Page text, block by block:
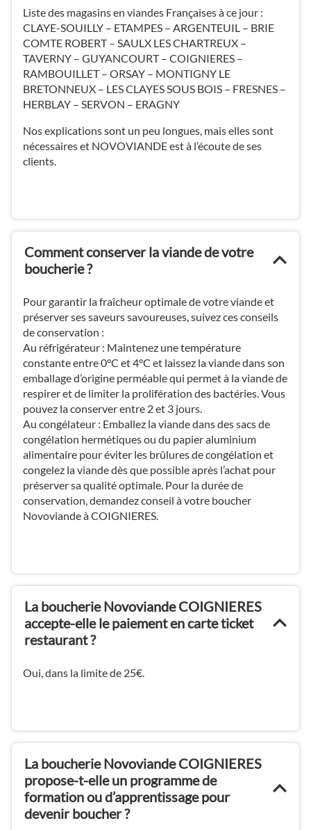
Liste des magasins en viandes Françaises à ce jour :
CLAYE-SOUILLY – ETAMPES – ARGENTEUIL – BRIE
COMTE ROBERT – SAULX LES CHARTREUX –
TAVERNY – GUYANCOURT – COIGNIERES –
RAMBOUILLET – ORSAY – MONTIGNY LE
BRETONNEUX – LES CLAYES SOUS BOIS – FRESNES –
HERBLAY – SERVON – ERAGNY
Nos explications sont un peu longues, mais elles sont
nécessaires et NOVOVIANDE est à l’écoute de ses
clients.
Comment conserver la viande de votre
boucherie ?
Pour garantir la fraîcheur optimale de votre viande et
préserver ses saveurs savoureuses, suivez ces conseils
de conservation :
Au réfrigérateur : Maintenez une température
constante entre 0°C et 4°C et laissez la viande dans son
emballage d’origine perméable qui permet à la viande de
respirer et de limiter la prolifération des bactéries. Vous
pouvez la conserver entre 2 et 3 jours.
Au congélateur : Emballez la viande dans des sacs de
congélation hermétiques ou du papier aluminium
alimentaire pour éviter les brûlures de congélation et
congelez la viande dès que possible après l’achat pour
préserver sa qualité optimale. Pour la durée de
conservation, demandez conseil à votre boucher
Novoviande à COIGNIERES.
La boucherie Novoviande COIGNIERES
accepte-elle le paiement en carte ticket
restaurant ?
Oui, dans la limite de 25€.
La boucherie Novoviande COIGNIERES
propose-t-elle un programme de
formation ou d’apprentissage pour
devenir boucher ?